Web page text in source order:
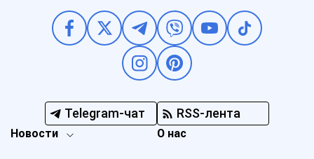
Telegram-чат RSS-лента
Новости О нас